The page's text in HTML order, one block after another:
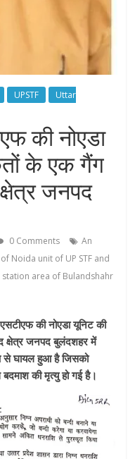
UPSTF
Uttar
की नोएडा
के एक गैंग
जनपद
0 Comments
An
Noida unit of UP STF and
area of ​​Bulandshahr
की नोएडा यूनिट की
क्षेत्र जनपद बुलंदशहर में
से घायल हुआ है जिसको
की मृत्यु हो गई है।